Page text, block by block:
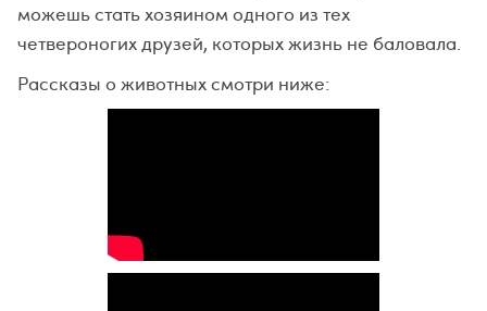
можешь стать хозяином одного из тех
четвероногих друзей, которых жизнь не баловала.
Рассказы о животных смотри ниже: